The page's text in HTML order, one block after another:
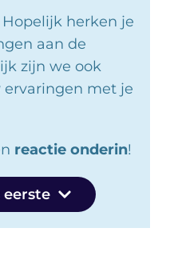
Hopelijk herken je
aan de
zijn we ook
met je
reactie onderin!
eerste